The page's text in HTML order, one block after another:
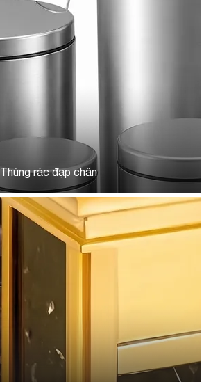
Thùng rác đạp chân